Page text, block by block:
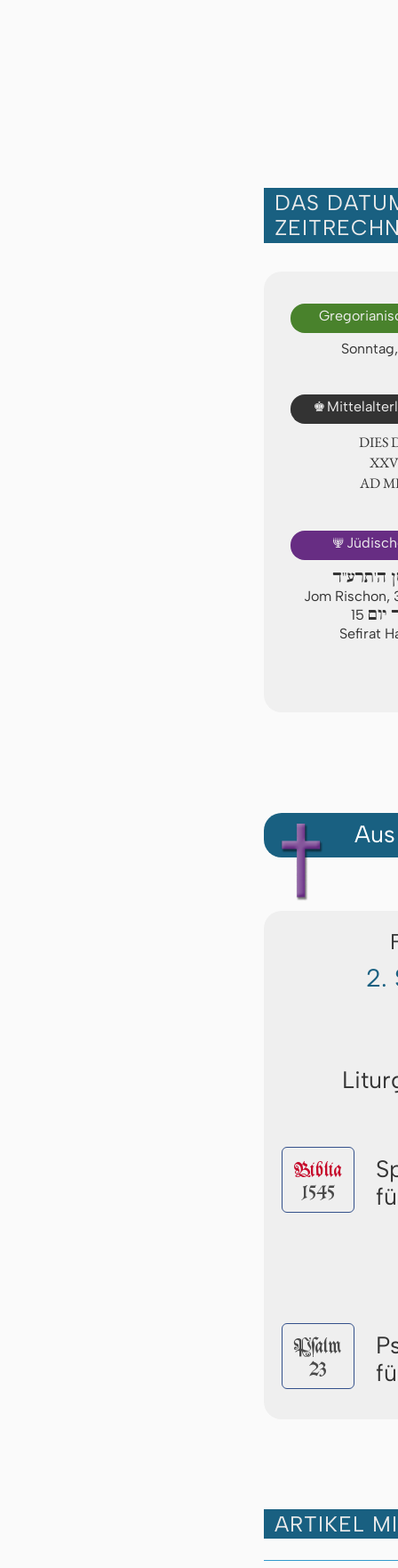
DAS
♚
DIES
AD
🕎
ה'תרע"ד
Jom Rischon,
15 יום
Sefirat
2.
Biblia
1545
Pſalm
23
ARTIKEL